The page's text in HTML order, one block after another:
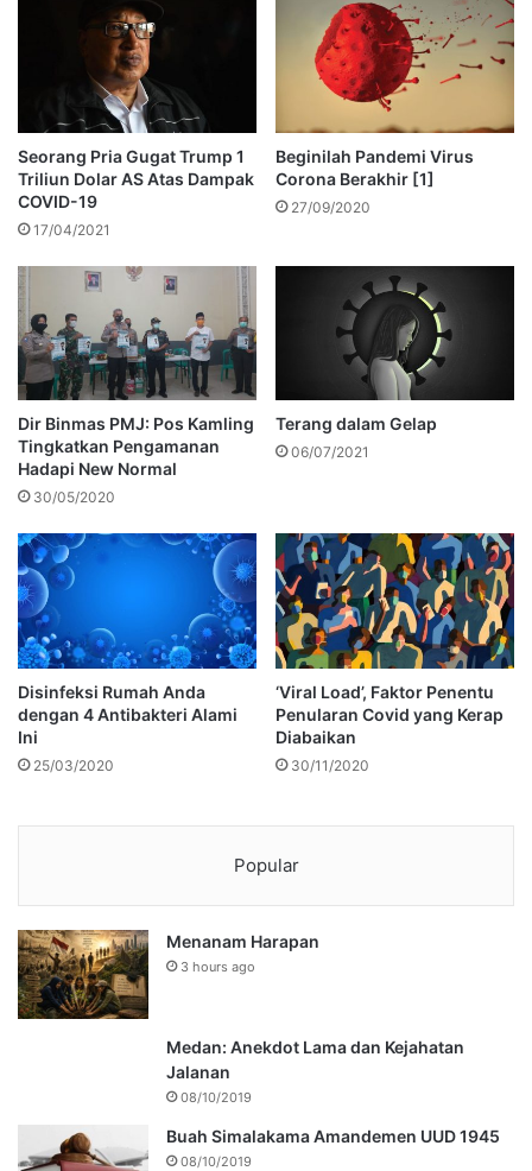
Seorang Pria Gugat Trump 1
Triliun Dolar AS Atas Dampak
COVID-19
17/04/2021
Beginilah Pandemi Virus
Corona Berakhir [1]
27/09/2020
Dir Binmas PMJ: Pos Kamling
Tingkatkan Pengamanan
Hadapi New Normal
30/05/2020
Terang dalam Gelap
06/07/2021
Disinfeksi Rumah Anda
dengan 4 Antibakteri Alami
Ini
25/03/2020
‘Viral Load’, Faktor Penentu
Penularan Covid yang Kerap
Diabaikan
30/11/2020
Popular
Menanam Harapan
3 hours ago
Medan: Anekdot Lama dan Kejahatan
Jalanan
08/10/2019
Buah Simalakama Amandemen UUD 1945
08/10/2019